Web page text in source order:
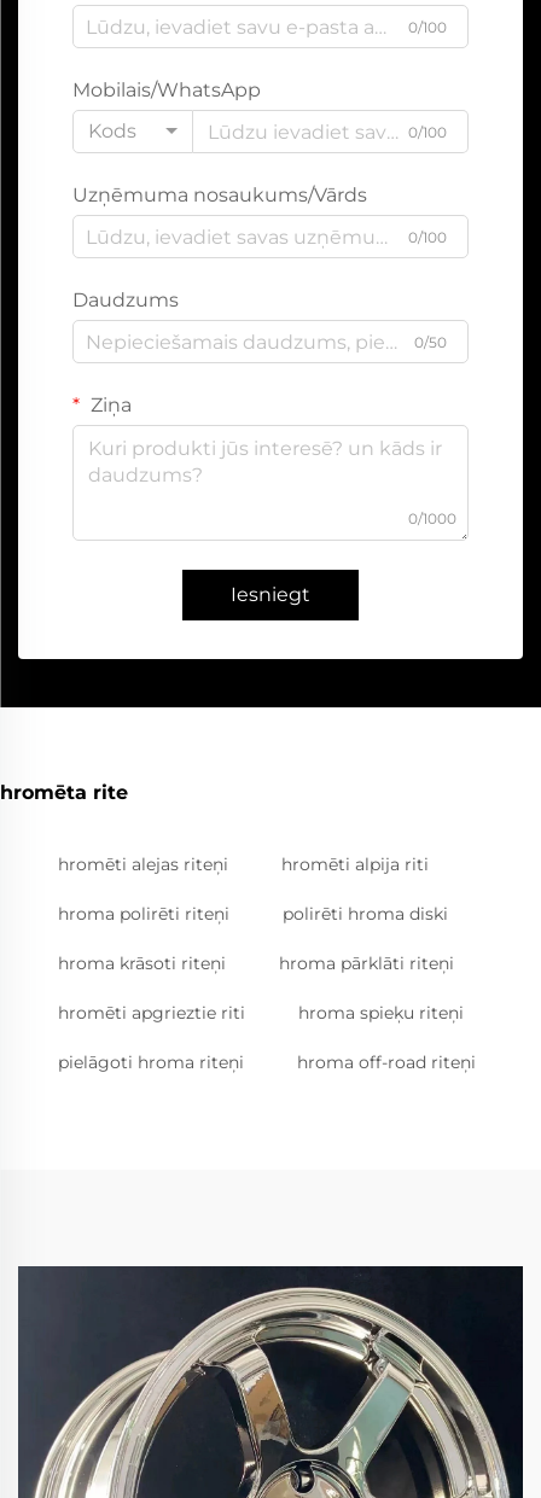
0/100
Mobilais/WhatsApp
Kods
0/100
Uzņēmuma nosaukums/Vārds
0/100
Daudzums
0/50
Ziņa
0/1000
Iesniegt
hromēta rite
hromēti alejas riteņi hromēti alpija riti
hroma polirēti riteņi polirēti hroma diski
hroma krāsoti riteņi hroma pārklāti riteņi
hromēti apgrieztie riti hroma spieķu riteņi
pielāgoti hroma riteņi hroma off-road riteņi